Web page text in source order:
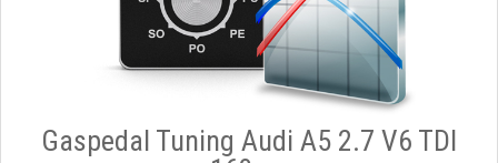
Gaspedal Tuning Audi A5 2.7 V6 TDI